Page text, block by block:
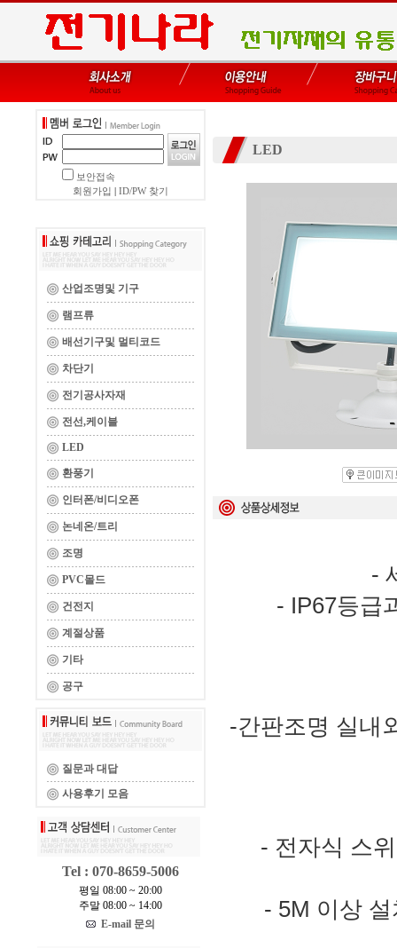
보안접속
회원가입
ID/PW 찾기
산업조명및 기구
램프류
배선기구및 멀티코드
차단기
전기공사자재
전선,케이블
LED
환풍기
인터폰/비디오폰
논네온/트리
조명
PVC몰드
건전지
계절상품
기타
공구
질문과 대답
사용후기 모음
Tel : 070-8659-5006
평일 08:00 ~ 20:00
주말 08:00 ~ 14:00
E-mail 문의
LED
- 전자식 스
- 5M 이상